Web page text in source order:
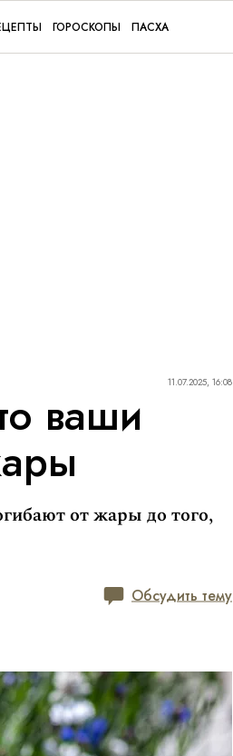
ГОРОСКОПЫ ПАСХА
11.07.2025, 16:08
ваши
от жары до того,
Обсудить тему